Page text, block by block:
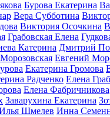
Бурова Екатерина
Вера Субботина
Виктория Осочкина
Грабовская Елена
Катерина Дмитрий
Евгений
Екатерина Громова
Радченко Елена
Елена Фабричникова
Заварухина Екатерина
Шмелев Инна